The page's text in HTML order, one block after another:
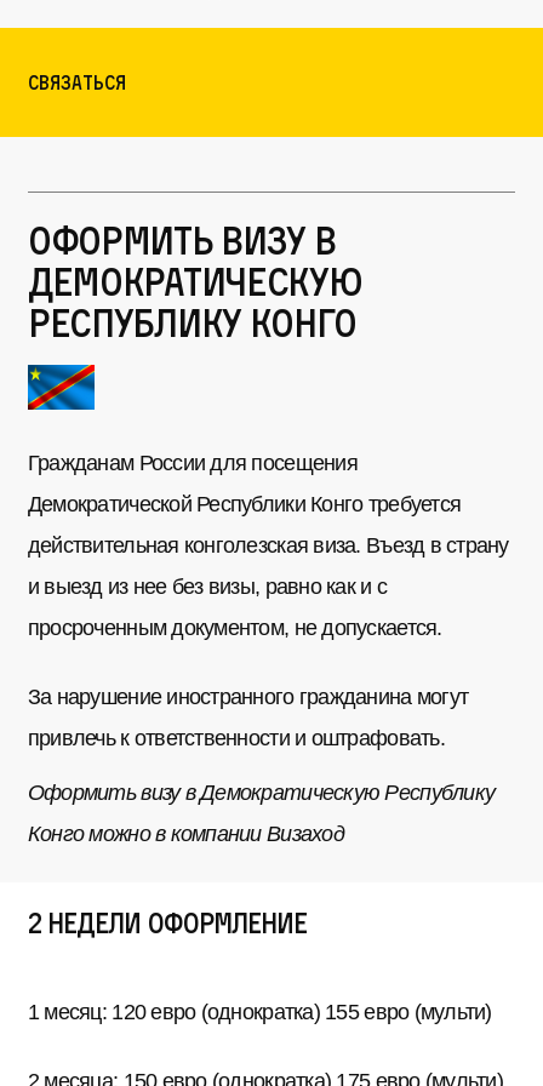
связаться
Оформить визу в
Демократическую
Республику Конго
Гражданам России для посещения
Демократической Республики Конго требуется
действительная конголезская виза. Въезд в страну
и выезд из нее без визы, равно как и с
просроченным документом, не допускается.
За нарушение иностранного гражданина могут
привлечь к ответственности и оштрафовать.
Оформить визу в Демократическую Республику
Конго можно в компании Визаход
2 недели оформление
1 месяц: 120 евро (однократка) 155 евро (мульти)
2 месяца: 150 евро (однократка) 175 евро (мульти)